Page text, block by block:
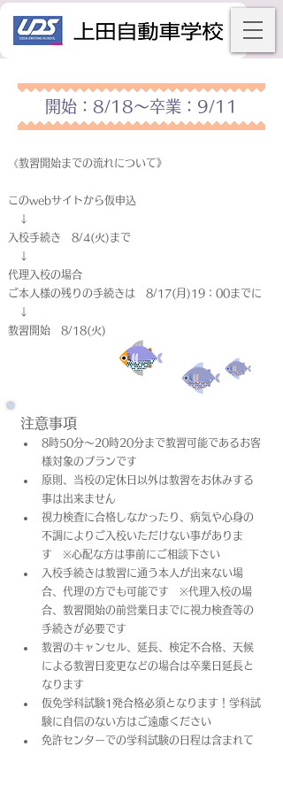
開始：8/18～卒業：9/11
《教習開始までの流れについて》
このwebサイトから仮申込
↓
入校手続き 8/4(火)まで
↓
代理入校の場合
ご本人様の残りの手続きは 8/17(月)19：00までに
↓
教習開始 8/18(火)
注意事項
8時50分～20時20分まで教習可能であるお客
様対象のプランです
原則、当校の定休日以外は教習をお休みする
事は出来ません
視力検査に合格しなかったり、病気や心身の
不調によりご入校いただけない事がありま
す　※心配な方は事前にご相談下さい
入校手続きは教習に通う本人が出来ない場
合、代理の方でも可能です　※代理入校の場
合、教習開始の前営業日までに視力検査等の
手続きが必要です
教習のキャンセル、延長、検定不合格、天候
による教習日変更などの場合は卒業日​延長と
なります
仮免学科試験1発合格必須となります！学科試
験に自信のない方はご遠慮ください
免許センターでの学科試験の日程は含まれて